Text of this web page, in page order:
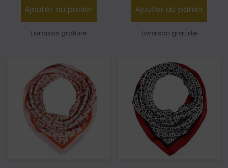
Ajouter au panier
Livraison gratuite
Ajouter au panier
Livraison gratuite